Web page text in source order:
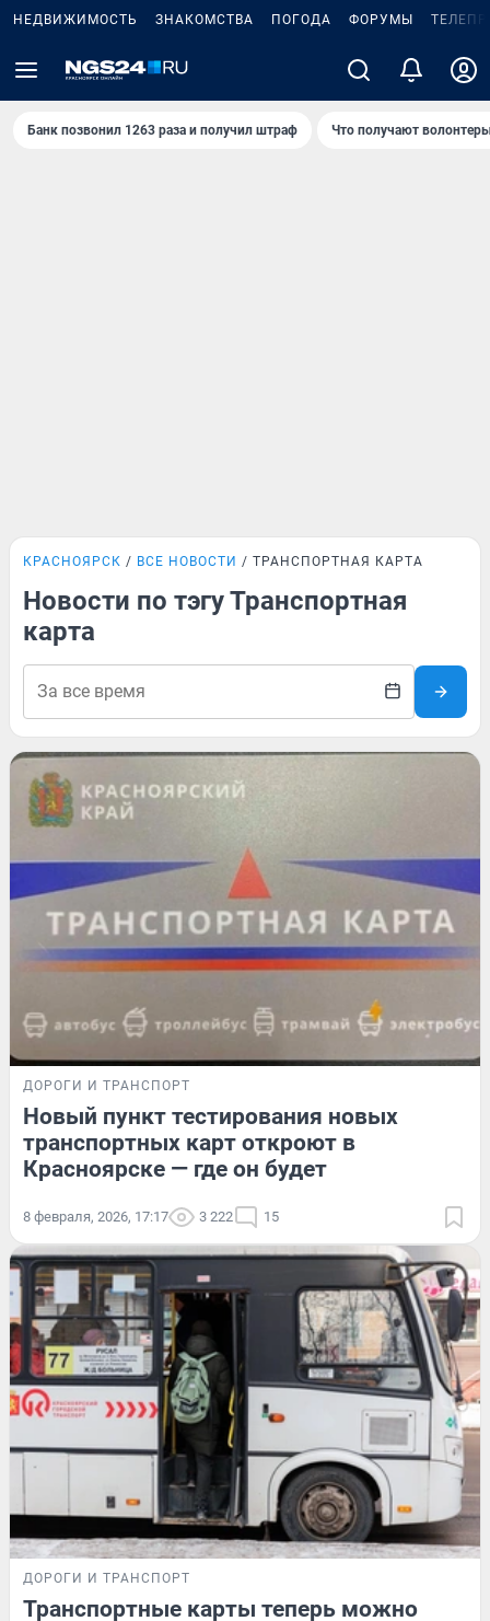
НЕДВИЖИМОСТЬ ЗНАКОМСТВА ПОГОДА ФОРУМЫ
Банк позвонил 1263 раза и получил штраф Что получают
КРАСНОЯРСК ВСЕ НОВОСТИ ТРАНСПОРТНАЯ КАРТА
Новости по тэгу Транспортная
карта
ДОРОГИ И ТРАНСПОРТ
Новый пункт тестирования новых
транспортных карт откроют в
Красноярске — где он будет
8 февраля, 2026, 17:17 3 222 15
ДОРОГИ И ТРАНСПОРТ
Транспортные карты теперь можно